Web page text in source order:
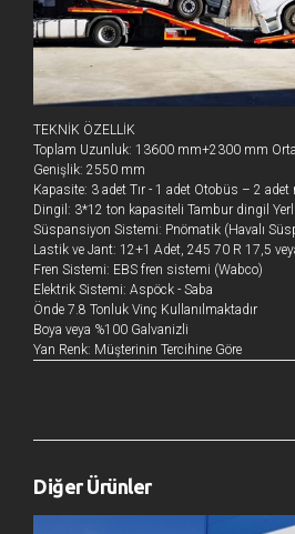
TEKNİK ÖZELLİK
Toplam Uzunluk: 13600 mm+2300 mm
Genişlik: 2550 mm
Kapasite: 3 adet Tır - 1 adet Otobüs – 2
Dingil: 3*12 ton kapasiteli Tambur dingil
Süspansiyon Sistemi: Pnömatik (Havalı
Lastik ve Jant: 12+1 Adet, 245 70 R 17,5
Fren Sistemi: EBS fren sistemi (Wabco)
Elektrik Sistemi: Aspöck - Saba
Önde 7.8 Tonluk Vinç Kullanılmaktadır
Boya veya %100 Galvanizli
Yan Renk: Müşterinin Tercihine Göre
Diğer Ürünler
VEGAMAX